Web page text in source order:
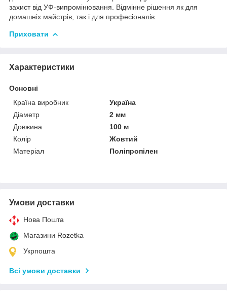
захист від УФ-випромінювання. Відмінне рішення як для
домашніх майстрів, так і для професіоналів.
Приховати
Характеристики
Основні
Країна виробник
Україна
Діаметр
2 мм
Довжина
100 м
Колір
Жовтий
Матеріал
Поліпропілен
Умови доставки
Нова Пошта
Магазини Rozetka
Укрпошта
Всі умови доставки